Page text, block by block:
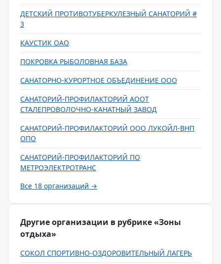
ДЕТСКИЙ ПРОТИВОТУБЕРКУЛЕЗНЫЙ САНАТОРИЙ #
3
КАУСТИК ОАО
ПОКРОВКА РЫБОЛОВНАЯ БАЗА
САНАТОРНО-КУРОРТНОЕ ОБЪЕДИНЕНИЕ ООО
САНАТОРИЙ-ПРОФИЛАКТОРИЙ АООТ
СТАЛЕПРОВОЛОЧНО-КАНАТНЫЙ ЗАВОД
САНАТОРИЙ-ПРОФИЛАКТОРИЙ ООО ЛУКОЙЛ-ВНП
ОПО
САНАТОРИЙ-ПРОФИЛАКТОРИЙ ПО
МЕТРОЭЛЕКТРОТРАНС
Все 18 организаций →
Другие организации в рубрике «Зоны
отдыха»
СОКОЛ СПОРТИВНО-ОЗДОРОВИТЕЛЬНЫЙ ЛАГЕРЬ